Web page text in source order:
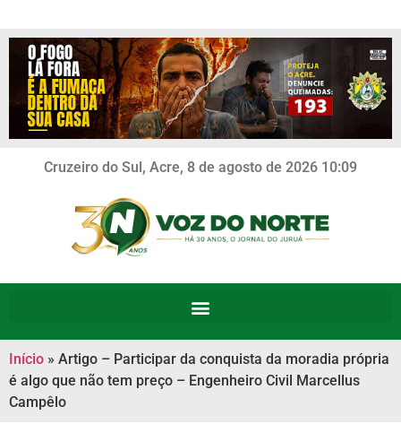
Cruzeiro do Sul, Acre, 8 de agosto de 2026 10:09
Início » Artigo – Participar da conquista da moradia própria
é algo que não tem preço – Engenheiro Civil Marcellus
Campêlo